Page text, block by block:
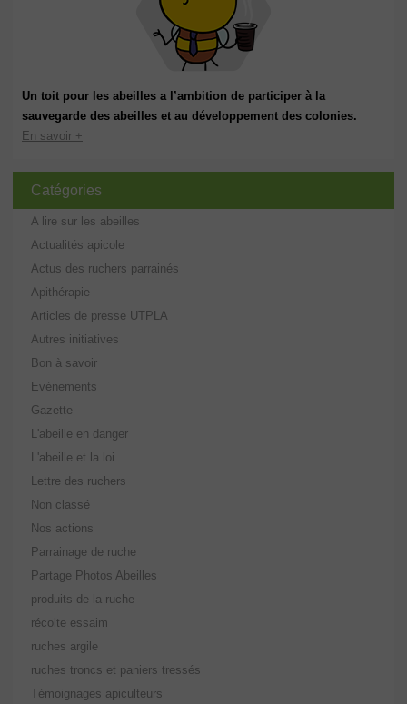
Un toit pour les abeilles a l’ambition de participer à la
sauvegarde des abeilles et au développement des colonies.
En savoir +
Catégories
A lire sur les abeilles
Actualités apicole
Actus des ruchers parrainés
Apithérapie
Articles de presse UTPLA
Autres initiatives
Bon à savoir
Evénements
Gazette
L'abeille en danger
L'abeille et la loi
Lettre des ruchers
Non classé
Nos actions
Parrainage de ruche
Partage Photos Abeilles
produits de la ruche
récolte essaim
ruches argile
ruches troncs et paniers tressés
Témoignages apiculteurs